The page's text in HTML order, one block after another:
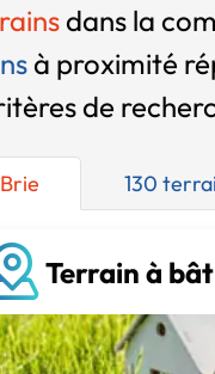
dans la
à proximité
de
130
Terrain à